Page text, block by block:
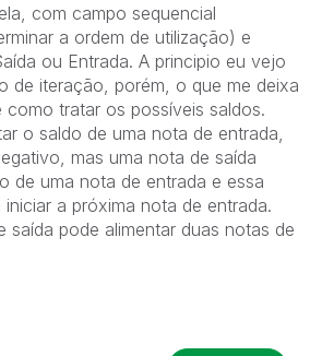
com campo sequencial
a ordem de utilização) e
ou Entrada. A principio eu vejo
de iteração, porém, o que me deixa
tratar os possíveis saldos.
o saldo de uma nota de entrada,
mas uma nota de saída
de uma nota de entrada e essa
a próxima nota de entrada.
saída pode alimentar duas notas de